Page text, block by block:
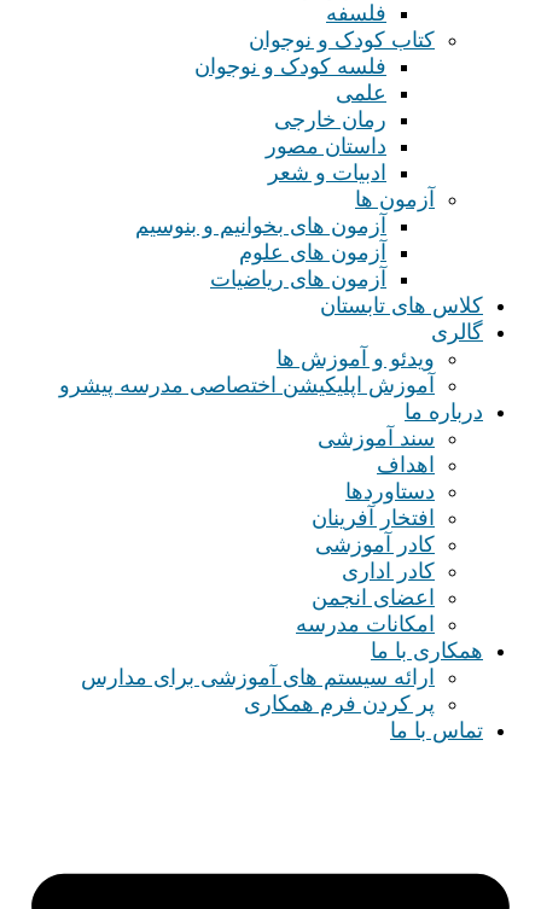
فلسفه
کتاب کودک و نوجوان
فلسه کودک و نوجوان
علمی
رمان خارجی
داستان مصور
ادبیات و شعر
آزمون ها
آزمون های بخوانیم و بنوسیم
آزمون های علوم
آزمون های ریاضیات
کلاس های تابستان
گالری
ویدئو و آموزش ها
آموزش اپلیکیشن اختصاصی مدرسه پیشرو
درباره ما
سند آموزشی
اهداف
دستاوردها
افتخار آفرینان
کادر آموزشی
کادر اداری
اعضای انجمن
امکانات مدرسه
همکاری با ما
ارائه سیستم های آموزشی برای مدارس
پر کردن فرم همکاری
تماس با ما